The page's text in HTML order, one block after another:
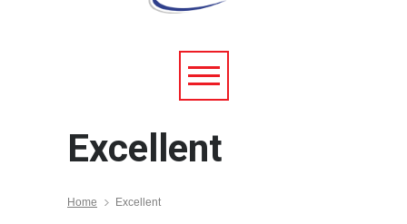
Excellent
Home Excellent